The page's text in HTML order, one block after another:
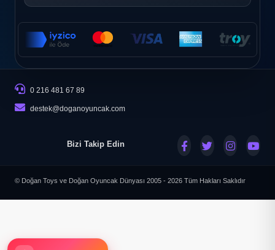
0 216 481 67 89
destek@doganoyuncak.com
Bizi Takip Edin
© Doğan Toys ve Doğan Oyuncak Dünyası 2005 - 2026 Tüm Hakları Saklıdır